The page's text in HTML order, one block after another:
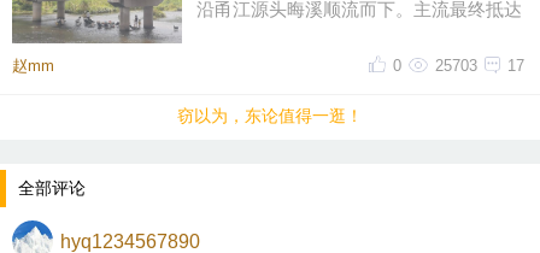
沿甬江源头晦溪顺流而下。主流最终抵达
家水利风景区。由于“晦溪
赵mm 17
25703
0
窃以为，东论值得一逛！
全部评论
hyq1234567890